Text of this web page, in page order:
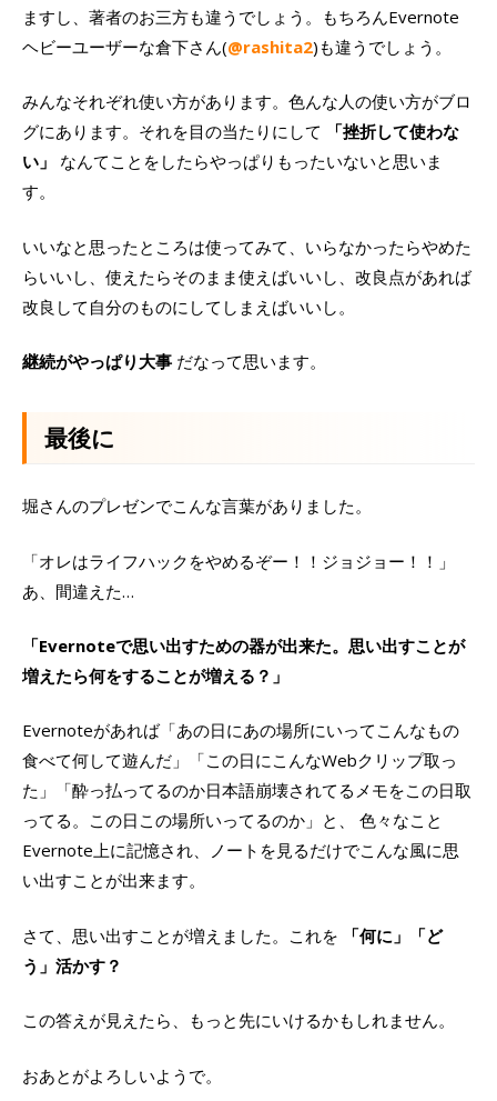
ますし、著者のお三方も違うでしょう。もちろんEvernote
ヘビーユーザーな倉下さん(@rashita2)も違うでしょう。
みんなそれぞれ使い方があります。色んな人の使い方がブロ
グにあります。それを目の当たりにして
「挫折して使わな
い」
なんてことをしたらやっぱりもったいないと思いま
す。
いいなと思ったところは使ってみて、いらなかったらやめた
らいいし、使えたらそのまま使えばいいし、改良点があれば
改良して自分のものにしてしまえばいいし。
継続がやっぱり大事 だなって思います。
最後に
堀さんのプレゼンでこんな言葉がありました。
「オレはライフハックをやめるぞー！！ジョジョー！！」
あ、間違えた…
「Evernoteで思い出すための器が出来た。思い出すことが
増えたら何をすることが増える？」
Evernoteがあれば「あの日にあの場所にいってこんなもの
食べて何して遊んだ」「この日にこんなWebクリップ取っ
た」「酔っ払ってるのか日本語崩壊されてるメモをこの日取
ってる。この日この場所いってるのか」と、 色々なこと
Evernote上に記憶され、ノートを見るだけでこんな風に思
い出すことが出来ます。
さて、思い出すことが増えました。これを
「何に」「ど
う」活かす？
この答えが見えたら、もっと先にいけるかもしれません。
おあとがよろしいようで。